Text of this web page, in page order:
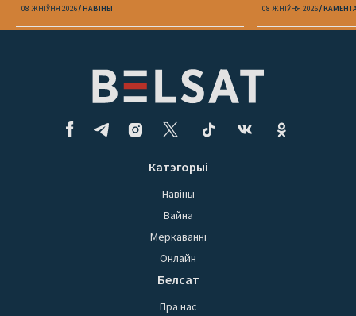
08 ЖНІЎНЯ 2026 НАВІНЫ 08 ЖНІЎНЯ 2026
Катэгорыі
Навіны
Вайна
Меркаванні
Онлайн
Белсат
Пра нас